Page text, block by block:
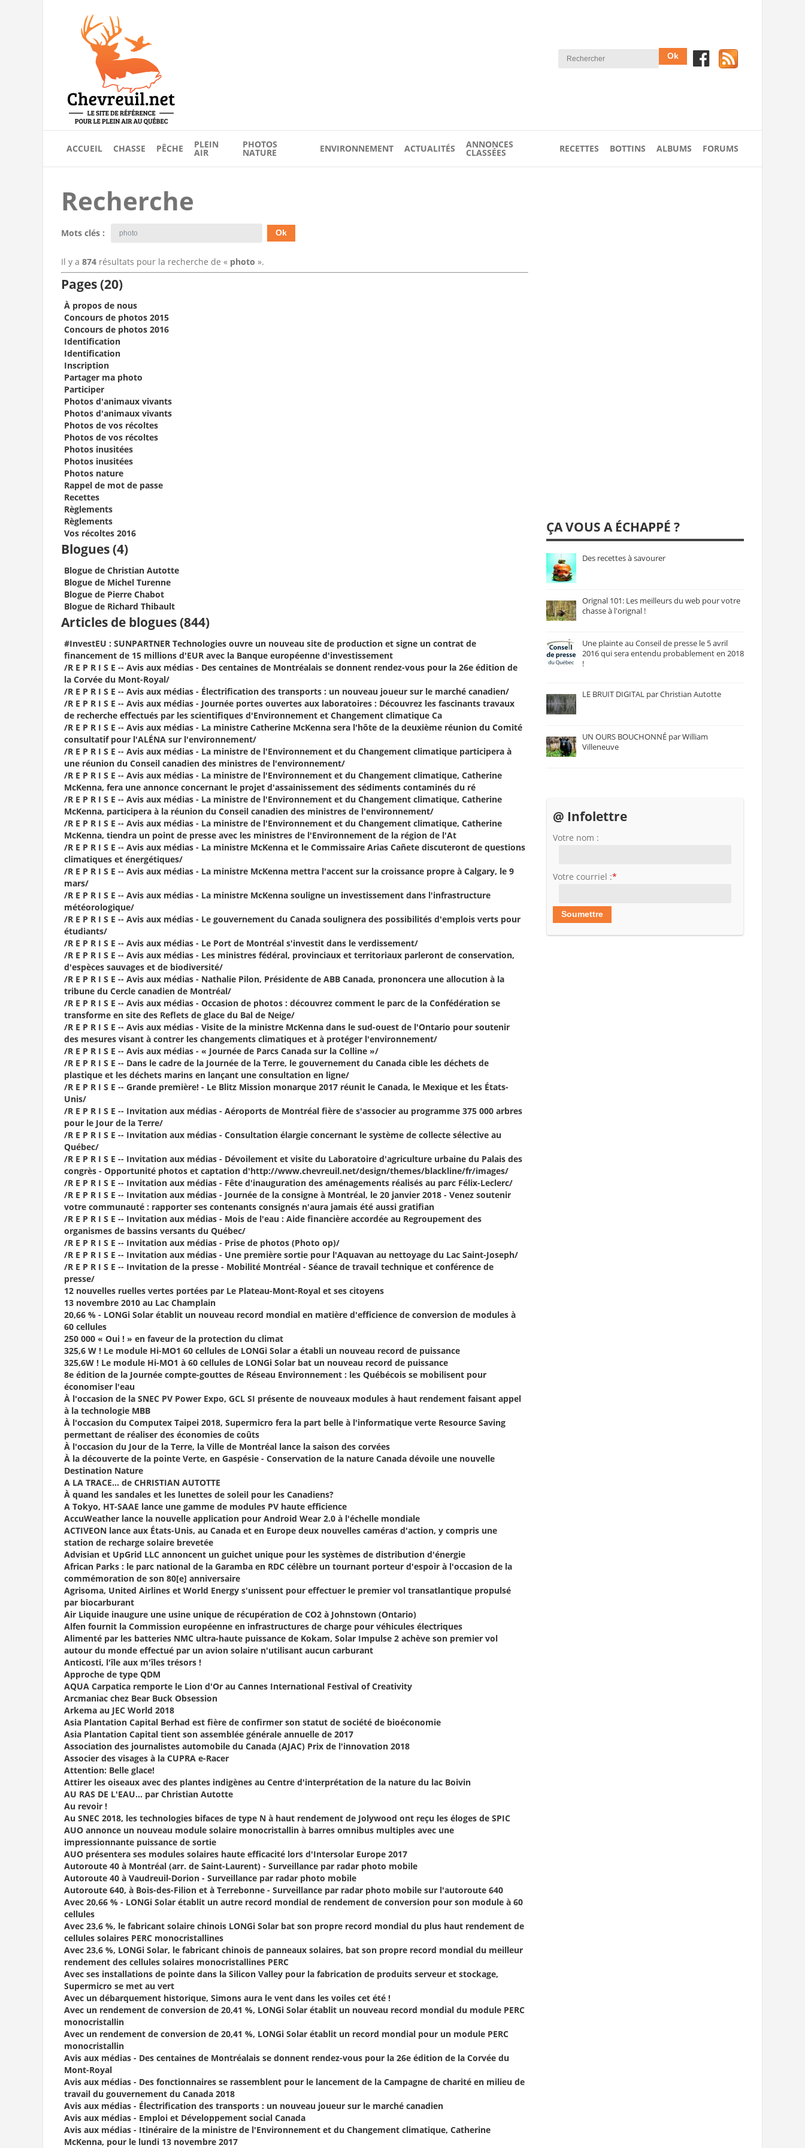
ACCUEIL CHASSE PÊCHE PLEIN
AIR
PHOTOS
NATURE ENVIRONNEMENT ACTUALITÉS ANNONCES
CLASSÉES RECETTES BOTTINS ALBUMS FORUMS
Recherche
Mots clés :
Il y a 874 résultats pour la recherche de « photo ».
Pages (20)
À propos de nous
Concours de photos 2015
Concours de photos 2016
Identification
Identification
Inscription
Partager ma photo
Participer
Photos d'animaux vivants
Photos d'animaux vivants
Photos de vos récoltes
Photos de vos récoltes
Photos inusitées
Photos inusitées
Photos nature
Rappel de mot de passe
Recettes
Règlements
Règlements
Vos récoltes 2016
Blogues (4)
Blogue de Christian Autotte
Blogue de Michel Turenne
Blogue de Pierre Chabot
Blogue de Richard Thibault
Articles de blogues (844)
#InvestEU : SUNPARTNER Technologies ouvre un nouveau site de production et signe un contrat de
financement de 15 millions d'EUR avec la Banque européenne d'investissement
/R E P R I S E -- Avis aux médias - Des centaines de Montréalais se donnent rendez-vous pour la 26e édition de
la Corvée du Mont-Royal/
/R E P R I S E -- Avis aux médias - Électrification des transports : un nouveau joueur sur le marché canadien/
/R E P R I S E -- Avis aux médias - Journée portes ouvertes aux laboratoires : Découvrez les fascinants travaux
de recherche effectués par les scientifiques d'Environnement et Changement climatique Ca
/R E P R I S E -- Avis aux médias - La ministre Catherine McKenna sera l'hôte de la deuxième réunion du Comité
consultatif pour l'ALÉNA sur l'environnement/
/R E P R I S E -- Avis aux médias - La ministre de l'Environnement et du Changement climatique participera à
une réunion du Conseil canadien des ministres de l'environnement/
/R E P R I S E -- Avis aux médias - La ministre de l'Environnement et du Changement climatique, Catherine
McKenna, fera une annonce concernant le projet d'assainissement des sédiments contaminés du ré
/R E P R I S E -- Avis aux médias - La ministre de l'Environnement et du Changement climatique, Catherine
McKenna, participera à la réunion du Conseil canadien des ministres de l'environnement/
/R E P R I S E -- Avis aux médias - La ministre de l'Environnement et du Changement climatique, Catherine
McKenna, tiendra un point de presse avec les ministres de l'Environnement de la région de l'At
/R E P R I S E -- Avis aux médias - La ministre McKenna et le Commissaire Arias Cañete discuteront de questions
climatiques et énergétiques/
/R E P R I S E -- Avis aux médias - La ministre McKenna mettra l'accent sur la croissance propre à Calgary, le 9
mars/
/R E P R I S E -- Avis aux médias - La ministre McKenna souligne un investissement dans l'infrastructure
météorologique/
/R E P R I S E -- Avis aux médias - Le gouvernement du Canada soulignera des possibilités d'emplois verts pour
étudiants/
/R E P R I S E -- Avis aux médias - Le Port de Montréal s'investit dans le verdissement/
/R E P R I S E -- Avis aux médias - Les ministres fédéral, provinciaux et territoriaux parleront de conservation,
d'espèces sauvages et de biodiversité/
/R E P R I S E -- Avis aux médias - Nathalie Pilon, Présidente de ABB Canada, prononcera une allocution à la
tribune du Cercle canadien de Montréal/
/R E P R I S E -- Avis aux médias - Occasion de photos : découvrez comment le parc de la Confédération se
transforme en site des Reflets de glace du Bal de Neige/
/R E P R I S E -- Avis aux médias - Visite de la ministre McKenna dans le sud-ouest de l'Ontario pour soutenir
des mesures visant à contrer les changements climatiques et à protéger l'environnement/
/R E P R I S E -- Avis aux médias - « Journée de Parcs Canada sur la Colline »/
/R E P R I S E -- Dans le cadre de la Journée de la Terre, le gouvernement du Canada cible les déchets de
plastique et les déchets marins en lançant une consultation en ligne/
/R E P R I S E -- Grande première! - Le Blitz Mission monarque 2017 réunit le Canada, le Mexique et les États-
Unis/
/R E P R I S E -- Invitation aux médias - Aéroports de Montréal fière de s'associer au programme 375 000 arbres
pour le Jour de la Terre/
/R E P R I S E -- Invitation aux médias - Consultation élargie concernant le système de collecte sélective au
Québec/
/R E P R I S E -- Invitation aux médias - Dévoilement et visite du Laboratoire d'agriculture urbaine du Palais des
congrès - Opportunité photos et captation d'http://www.chevreuil.net/design/themes/blackline/fr/images/
/R E P R I S E -- Invitation aux médias - Fête d'inauguration des aménagements réalisés au parc Félix-Leclerc/
/R E P R I S E -- Invitation aux médias - Journée de la consigne à Montréal, le 20 janvier 2018 - Venez soutenir
votre communauté : rapporter ses contenants consignés n'aura jamais été aussi gratifian
/R E P R I S E -- Invitation aux médias - Mois de l'eau : Aide financière accordée au Regroupement des
organismes de bassins versants du Québec/
/R E P R I S E -- Invitation aux médias - Prise de photos (Photo op)/
/R E P R I S E -- Invitation aux médias - Une première sortie pour l'Aquavan au nettoyage du Lac Saint-Joseph/
/R E P R I S E -- Invitation de la presse - Mobilité Montréal - Séance de travail technique et conférence de
presse/
12 nouvelles ruelles vertes portées par Le Plateau-Mont-Royal et ses citoyens
13 novembre 2010 au Lac Champlain
20,66 % - LONGi Solar établit un nouveau record mondial en matière d'efficience de conversion de modules à
60 cellules
250 000 « Oui ! » en faveur de la protection du climat
325,6 W ! Le module Hi-MO1 60 cellules de LONGi Solar a établi un nouveau record de puissance
325,6W ! Le module Hi-MO1 à 60 cellules de LONGi Solar bat un nouveau record de puissance
8e édition de la Journée compte-gouttes de Réseau Environnement : les Québécois se mobilisent pour
économiser l'eau
À l'occasion de la SNEC PV Power Expo, GCL SI présente de nouveaux modules à haut rendement faisant appel
à la technologie MBB
À l'occasion du Computex Taipei 2018, Supermicro fera la part belle à l'informatique verte Resource Saving
permettant de réaliser des économies de coûts
À l'occasion du Jour de la Terre, la Ville de Montréal lance la saison des corvées
À la découverte de la pointe Verte, en Gaspésie - Conservation de la nature Canada dévoile une nouvelle
Destination Nature
A LA TRACE… de CHRISTIAN AUTOTTE
À quand les sandales et les lunettes de soleil pour les Canadiens?
A Tokyo, HT-SAAE lance une gamme de modules PV haute efficience
AccuWeather lance la nouvelle application pour Android Wear 2.0 à l'échelle mondiale
ACTIVEON lance aux États-Unis, au Canada et en Europe deux nouvelles caméras d'action, y compris une
station de recharge solaire brevetée
Advisian et UpGrid LLC annoncent un guichet unique pour les systèmes de distribution d'énergie
African Parks : le parc national de la Garamba en RDC célèbre un tournant porteur d'espoir à l'occasion de la
commémoration de son 80[e] anniversaire
Agrisoma, United Airlines et World Energy s'unissent pour effectuer le premier vol transatlantique propulsé
par biocarburant
Air Liquide inaugure une usine unique de récupération de CO2 à Johnstown (Ontario)
Alfen fournit la Commission européenne en infrastructures de charge pour véhicules électriques
Alimenté par les batteries NMC ultra-haute puissance de Kokam, Solar Impulse 2 achève son premier vol
autour du monde effectué par un avion solaire n'utilisant aucun carburant
Anticosti, l'île aux m'îles trésors !
Approche de type QDM
AQUA Carpatica remporte le Lion d'Or au Cannes International Festival of Creativity
Arcmaniac chez Bear Buck Obsession
Arkema au JEC World 2018
Asia Plantation Capital Berhad est fière de confirmer son statut de société de bioéconomie
Asia Plantation Capital tient son assemblée générale annuelle de 2017
Association des journalistes automobile du Canada (AJAC) Prix de l'innovation 2018
Associer des visages à la CUPRA e-Racer
Attention: Belle glace!
Attirer les oiseaux avec des plantes indigènes au Centre d'interprétation de la nature du lac Boivin
AU RAS DE L'EAU… par Christian Autotte
Au revoir !
Au SNEC 2018, les technologies bifaces de type N à haut rendement de Jolywood ont reçu les éloges de SPIC
AUO annonce un nouveau module solaire monocristallin à barres omnibus multiples avec une
impressionnante puissance de sortie
AUO présentera ses modules solaires haute efficacité lors d'Intersolar Europe 2017
Autoroute 40 à Montréal (arr. de Saint-Laurent) - Surveillance par radar photo mobile
Autoroute 40 à Vaudreuil-Dorion - Surveillance par radar photo mobile
Autoroute 640, à Bois-des-Filion et à Terrebonne - Surveillance par radar photo mobile sur l'autoroute 640
Avec 20,66 % - LONGi Solar établit un autre record mondial de rendement de conversion pour son module à 60
cellules
Avec 23,6 %, le fabricant solaire chinois LONGi Solar bat son propre record mondial du plus haut rendement de
cellules solaires PERC monocristallines
Avec 23,6 %, LONGi Solar, le fabricant chinois de panneaux solaires, bat son propre record mondial du meilleur
rendement des cellules solaires monocristallines PERC
Avec ses installations de pointe dans la Silicon Valley pour la fabrication de produits serveur et stockage,
Supermicro se met au vert
Avec un débarquement historique, Simons aura le vent dans les voiles cet été !
Avec un rendement de conversion de 20,41 %, LONGi Solar établit un nouveau record mondial du module PERC
monocristallin
Avec un rendement de conversion de 20,41 %, LONGi Solar établit un record mondial pour un module PERC
monocristallin
Avis aux médias - Des centaines de Montréalais se donnent rendez-vous pour la 26e édition de la Corvée du
Mont-Royal
Avis aux médias - Des fonctionnaires se rassemblent pour le lancement de la Campagne de charité en milieu de
travail du gouvernement du Canada 2018
Avis aux médias - Électrification des transports : un nouveau joueur sur le marché canadien
Avis aux médias - Emploi et Développement social Canada
Avis aux médias - Itinéraire de la ministre de l'Environnement et du Changement climatique, Catherine
McKenna, pour le lundi 13 novembre 2017
ÇA VOUS A ÉCHAPPÉ ?
Des recettes à savourer
Orignal 101: Les meilleurs du web pour votre
chasse à l'orignal !
Une plainte au Conseil de presse le 5 avril
2016 qui sera entendu probablement en 2018
!
LE BRUIT DIGITAL par Christian Autotte
UN OURS BOUCHONNÉ par William
Villeneuve
@ Infolettre
Votre nom :
Votre courriel :*